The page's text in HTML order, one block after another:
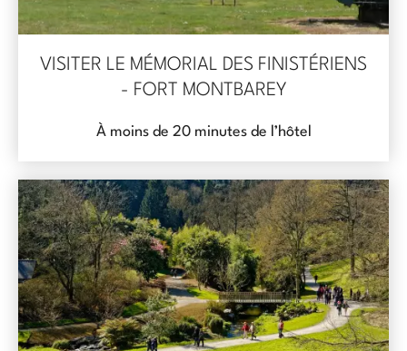
VISITER LE MÉMORIAL DES FINISTÉRIENS
- FORT MONTBAREY
À moins de 20 minutes de l’hôtel